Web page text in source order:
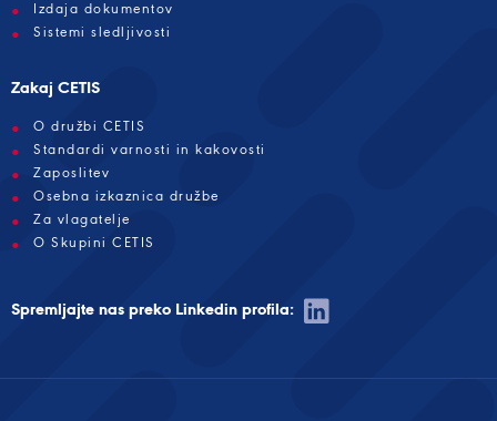
Izdaja dokumentov
Sistemi sledljivosti
Zakaj CETIS
O družbi CETIS
Standardi varnosti in kakovosti
Zaposlitev
Osebna izkaznica družbe
Za vlagatelje
O Skupini CETIS
Spremljajte nas preko Linkedin profila: